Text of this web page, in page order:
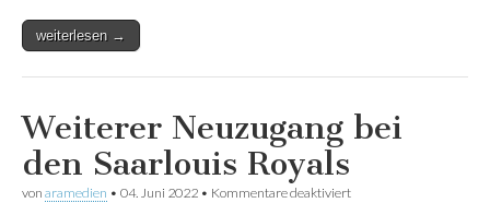
weiterlesen →
Weiterer Neuzugang bei
den Saarlouis Royals
von aramedien • 04. Juni 2022 • Kommentare deaktiviert